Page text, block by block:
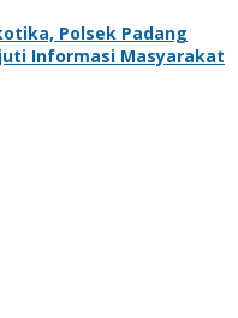
Polsek Padang
Informasi Masyarakat